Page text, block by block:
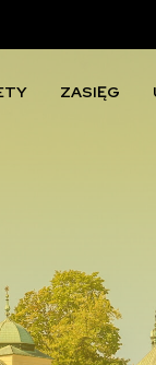
ZASIĘG